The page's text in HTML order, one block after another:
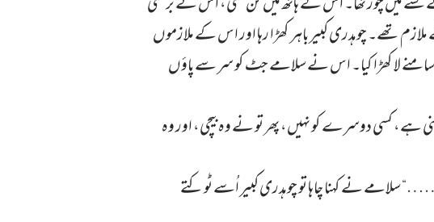
تھے۔ چوہدری کبیر باہر کھڑا رہا اور اس کے ملازموں
سامنے لا کھڑا کیا۔ اس نے سلامے جٹ کو سر سے پاؤں
ہے، کسی دوسرے کو نہیں، پھر تو نے وہ بیچی، اور وہ
سلامے نے کہنا چاہا تو چوہدری کبیر اُسے ٹوکتے